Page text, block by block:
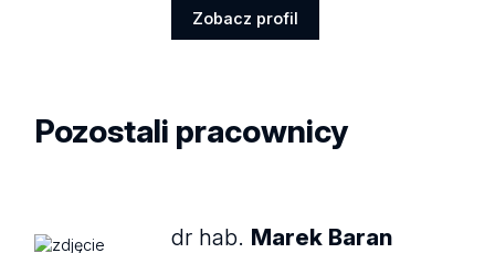
Zobacz profil
Pozostali pracownicy
dr hab. Marek Baran